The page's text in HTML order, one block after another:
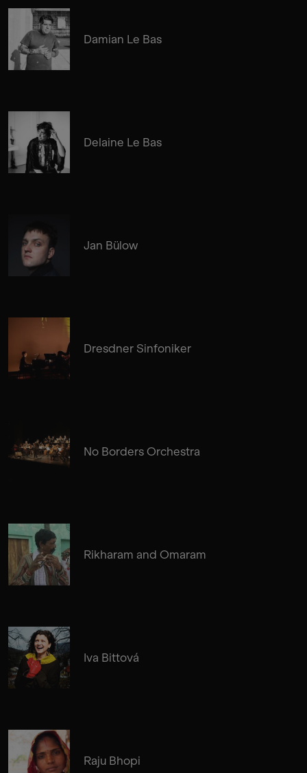
Damian Le Bas
Delaine Le Bas
Jan Bülow
Dresdner Sinfoniker
No Borders Orchestra
Rikharam and Omaram
Iva Bittová
Raju Bhopi